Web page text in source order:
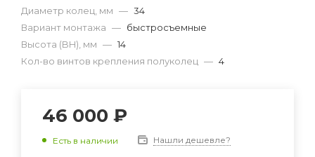
Диаметр колец, мм — 34
Вариант монтажа — быстросъемные
Высота (BH), мм — 14
Кол-во винтов крепления полуколец — 4
46 000 ₽
Есть в наличии Нашли дешевле?